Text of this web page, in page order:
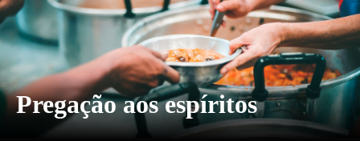
Pregação aos espíritos